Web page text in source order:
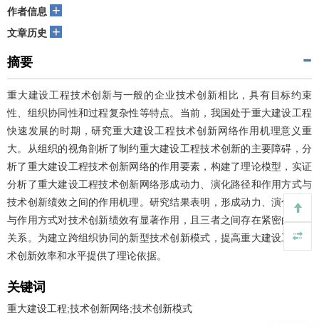
作者信息 +
文章历史 +
摘要
重大建设工程技术创新与一般的企业技术创新相比，具有目标约束
性、组织协同性和过程复杂性等特点。当前，我国处于重大建设工程
快速发展的时期，研究重大建设工程技术创新网络作用机理意义重
大。从组织的视角剖析了制约重大建设工程技术创新的主要障碍，分
析了重大建设工程技术创新网络的作用要素，构建了理论模型，实证
分析了重大建设工程技术创新网络形成动力、演化路径和作用方式与
技术创新绩效之间的作用机理。研究结果表明，形成动力、演化路径
与作用方式对技术创新绩效有显著作用，且三者之间存在紧密的协同
关系。为建立跨组织协同的新型技术创新模式，提高重大建设工程技
术创新效率和水平提供了理论依据。
关键词
重大建设工程;技术创新网络;技术创新模式